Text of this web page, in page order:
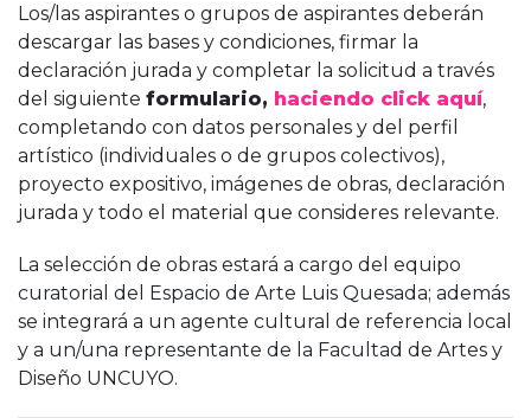
Los/las aspirantes o grupos de aspirantes deberán
descargar las bases y condiciones, firmar la
declaración jurada y completar la solicitud a través
del siguiente formulario, haciendo click aquí,
completando con datos personales y del perfil
artístico (individuales o de grupos colectivos),
proyecto expositivo, imágenes de obras, declaración
jurada y todo el material que consideres relevante.
La selección de obras estará a cargo del equipo
curatorial del Espacio de Arte Luis Quesada; además
se integrará a un agente cultural de referencia local
y a un/una representante de la Facultad de Artes y
Diseño UNCUYO.